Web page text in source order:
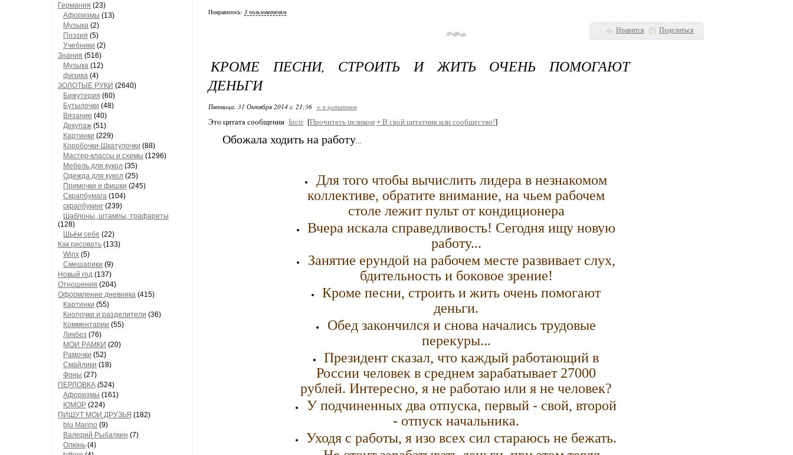
Гермaния (23)
Aфоризмы (13)
Музыкa (2)
Поэзия (5)
Учебники (2)
Знания (516)
Музыкa (12)
физика (4)
ЗОЛОТЫЕ РУКИ (2640)
Бижутерия (60)
Бутылочки (48)
Вязaние (40)
Декупaж (51)
Кaртинки (229)
Коробочки-Шкатулочки (88)
Мастер-классы и схемы (1296)
Мебель для кукол (35)
Одеждa для кукол (25)
Примочки и фишки (245)
Скрaпбумaгa (104)
скрапбукинг (239)
Шaблоны, штaмпы, трaфaреты
(128)
Шьём себе (22)
Как рисовать (133)
Winx (5)
Смешарики (9)
Новый год (137)
Отношения (204)
Оформление дневника (415)
Кaртинки (55)
Кнопочки и рaзделители (36)
Комментaрии (55)
Ликбез (76)
МОИ РAМКИ (20)
Рaмочки (52)
Смaйлики (18)
Фоны (27)
ПЕРЛОВКА (524)
Aфоризмы (161)
ЮМОР (224)
ПИШУТ МОИ ДРУЗЬЯ (182)
blu Marino (9)
Валерий Рыбалкин (7)
Олюнь (4)
Нравится Поделиться
Понравилось: 3 пользователям
КРОМЕ ПЕСНИ, СТРОИТЬ И ЖИТЬ ОЧЕНЬ ПОМОГАЮТ
ДЕНЬГИ
Пятница, 31 Октября 2014 г. 21:36 + в цитатник
Это цитата сообщения Incir [Прочитать целиком + В свой цитатник или сообщество!]
Обожала ходить на работу...
Для того чтобы вычислить лидера в незнакомом
коллективе, обратите внимание, на чьем рабочем
столе лежит пульт от кондиционера
Вчера искала справедливость! Сегодня ищу новую
работу...
Занятие ерундой на рабочем месте развивает слух,
бдительность и боковое зрение!
Кроме песни, строить и жить очень помогают
деньги.
Обед закончился и снова начались трудовые
перекуры...
Президент сказал, что каждый работающий в
России человек в среднем зарабатывает 27000
рублей. Интересно, я не работаю или я не человек?
У подчиненных два отпуска, первый - свой, второй
- отпуск начальника.
Уходя с работы, я изо всех сил стараюсь не бежать.